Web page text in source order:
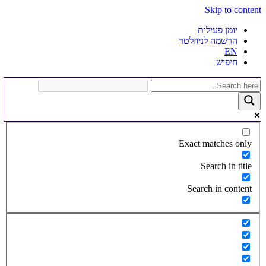
Skip to content
יומן פעילות
הרשמה לניוזלטר
EN
חיפוש
Exact matches only
Search in title
Search in content